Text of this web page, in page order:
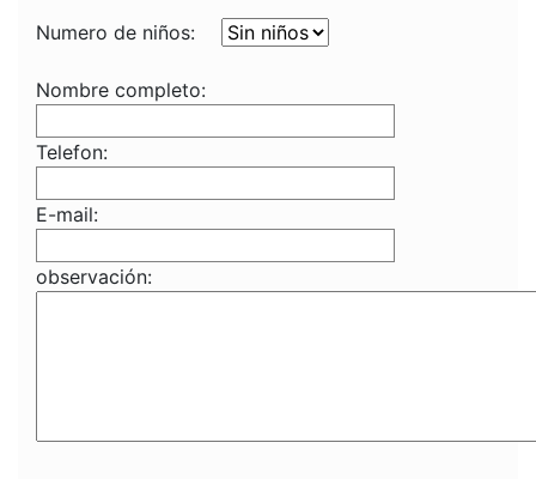
Numero de niños:
Nombre completo:
Telefon:
E-mail:
observación: